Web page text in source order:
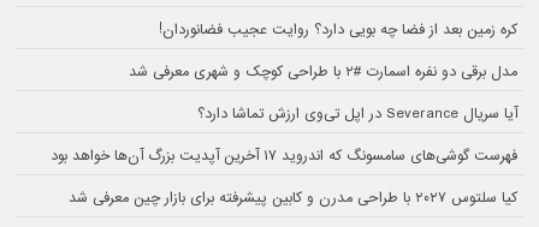
کره زمین بعد از فضا چه بویی دارد؟ روایت عجیب فضانوردان!
مدل برقی دو نفره اسمارت #۲ با طراحی کوچک و شهری معرفی شد
آیا سریال Severance در اپل تی‌وی ارزش تماشا دارد؟
فهرست گوشی‌های سامسونگ که اندروید ۱۷ آخرین آپدیت بزرگ آن‌ها خواهد بود
کیا سلتوس ۲۰۲۷ با طراحی مدرن و کابین پیشرفته برای بازار چین معرفی شد